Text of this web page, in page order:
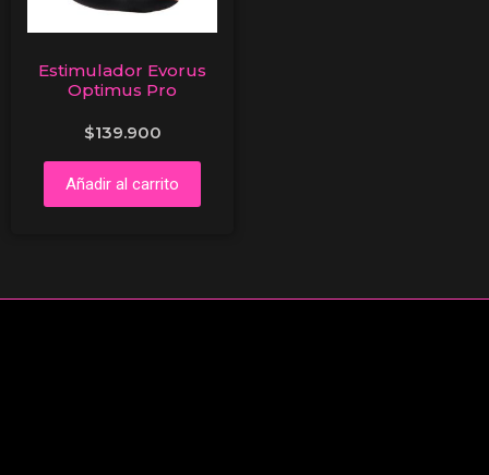
Estimulador Evorus
Optimus Pro
$139.900
Añadir al carrito